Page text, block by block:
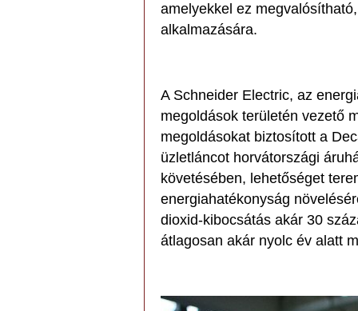
amelyekkel ez
alkalmazására.
A Schneider Electric, az
megoldások területén vezető
megoldásokat biztosított a
üzletláncot horvátországi
követésében, lehetőséget
energiahatékonyság
dioxid-kibocsátás akár 30
átlagosan akár nyolc év alatt